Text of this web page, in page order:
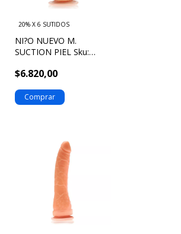
NI?O NUEVO M.
SUCTION PIEL Sku:
$6.820,00
20% X 6 SUTIDOS